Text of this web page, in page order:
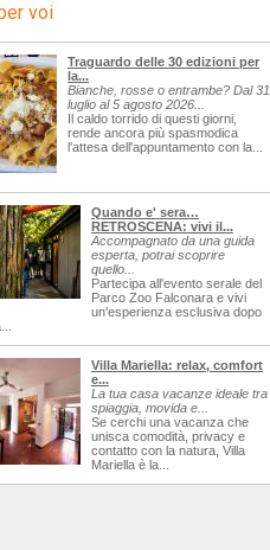
voi
Traguardo delle 30 edizioni per
la...
Bianche, rosse o entrambe? Dal 31
luglio al 5 agosto 2026...
Il caldo torrido di questi giorni,
rende ancora più spasmodica
l'attesa dell'appuntamento con la...
Quando e' sera…
RETROSCENA: vivi il...
Accompagnato da una guida
esperta, potrai scoprire
quello...
Partecipa all'evento serale del
Parco Zoo Falconara e vivi
un'esperienza esclusiva dopo
Villa Mariella: relax, comfort
e...
La tua casa vacanze ideale tra
spiaggia, movida e...
Se cerchi una vacanza che
unisca comodità, privacy e
contatto con la natura, Villa
Mariella è la...